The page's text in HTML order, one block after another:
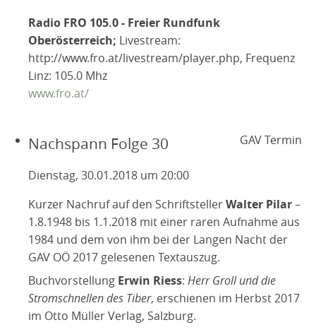
Radio FRO 105.0 - Freier Rundfunk
Oberösterreich; Livestream:
http://www.fro.at/livestream/player.php, Frequenz
Linz: 105.0 Mhz
www.fro.at/
Nachspann Folge 30 GAV Termin
Dienstag, 30.01.2018 um 20:00
Kurzer Nachruf auf den SchriftstellerWalter Pilar–
1.8.1948 bis 1.1.2018 mit einer raren Aufnahme aus
1984 und dem von ihm bei der Langen Nacht der
GAV OÖ 2017 gelesenen Textauszug.
Buchvorstellung Erwin Riess: Herr Groll und die
Stromschnellen des Tiber, erschienen im Herbst 2017
im Otto Müller Verlag, Salzburg.